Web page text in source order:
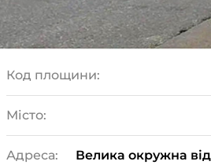
Код площини:
Місто:
Адреса: Велика окружна